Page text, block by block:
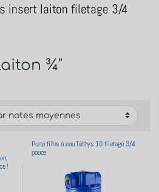
insert laiton filetage 3/4
¾"
!
Porte filtre à eau Téthys 10 filetage 3/4
pouce